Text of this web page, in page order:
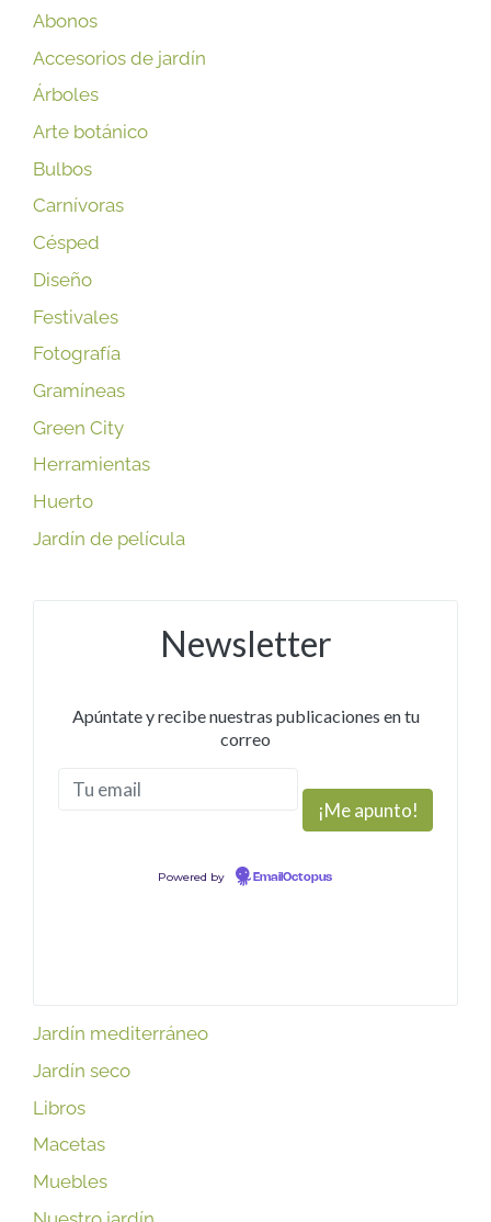
Abonos
Accesorios de jardín
Árboles
Arte botánico
Bulbos
Carnívoras
Césped
Diseño
Festivales
Fotografía
Gramíneas
Green City
Herramientas
Huerto
Jardín de película
Newsletter
Apúntate y recibe nuestras publicaciones en tu
correo
Powered by EmailOctopus
Jardín mediterráneo
Jardín seco
Libros
Macetas
Muebles